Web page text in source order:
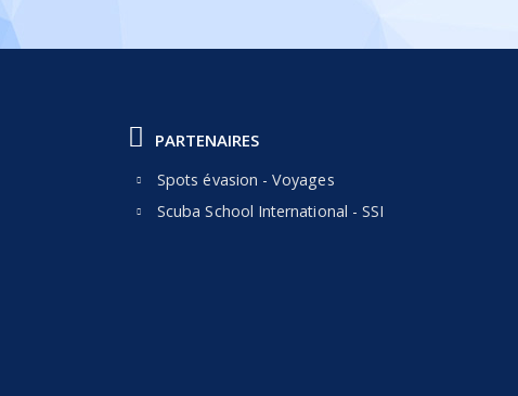
PARTENAIRES
Spots évasion - Voyages
Scuba School International - SSI